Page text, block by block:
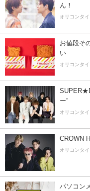
ん！
オリコンタ
お値段そ
い
オリコンタ
ー”
オリコンタ
CROWN
オリコンタ
パソコン